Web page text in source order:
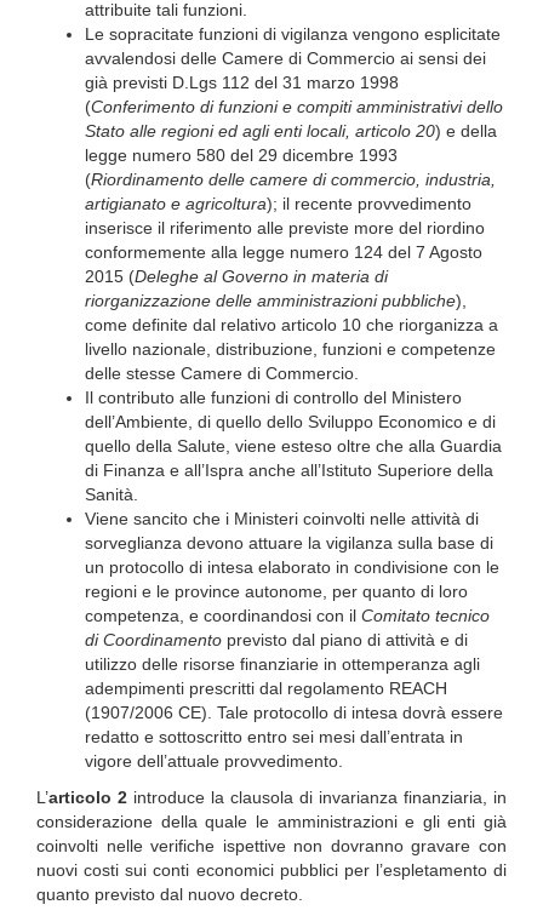
attribuite tali funzioni.
Le sopracitate funzioni di vigilanza vengono esplicitate
avvalendosi delle Camere di Commercio ai sensi dei
già previsti D.Lgs 112 del 31 marzo 1998
(Conferimento di funzioni e compiti amministrativi dello
Stato alle regioni ed agli enti locali, articolo 20) e della
legge numero 580 del 29 dicembre 1993
(Riordinamento delle camere di commercio, industria,
artigianato e agricoltura); il recente provvedimento
inserisce il riferimento alle previste more del riordino
conformemente alla legge numero 124 del 7 Agosto
2015 (Deleghe al Governo in materia di
riorganizzazione delle amministrazioni pubbliche),
come definite dal relativo articolo 10 che riorganizza a
livello nazionale, distribuzione, funzioni e competenze
delle stesse Camere di Commercio.
Il contributo alle funzioni di controllo del Ministero
dell’Ambiente, di quello dello Sviluppo Economico e di
quello della Salute, viene esteso oltre che alla Guardia
di Finanza e all’Ispra anche all’Istituto Superiore della
Sanità.
Viene sancito che i Ministeri coinvolti nelle attività di
sorveglianza devono attuare la vigilanza sulla base di
un protocollo di intesa elaborato in condivisione con le
regioni e le province autonome, per quanto di loro
competenza, e coordinandosi con il Comitato tecnico
di Coordinamento previsto dal piano di attività e di
utilizzo delle risorse finanziarie in ottemperanza agli
adempimenti prescritti dal regolamento REACH
(1907/2006 CE). Tale protocollo di intesa dovrà essere
redatto e sottoscritto entro sei mesi dall’entrata in
vigore dell’attuale provvedimento.
L’articolo 2 introduce la clausola di invarianza finanziaria, in
considerazione della quale le amministrazioni e gli enti già
coinvolti nelle verifiche ispettive non dovranno gravare con
nuovi costi sui conti economici pubblici per l’espletamento di
quanto previsto dal nuovo decreto.